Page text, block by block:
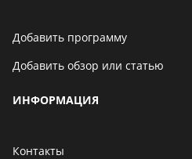
Добавить программу
Добавить обзор или статью
ИНФОРМАЦИЯ
Контакты